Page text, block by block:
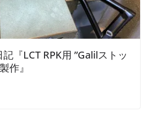
『LCT RPK用 ”Galilストッ
作』